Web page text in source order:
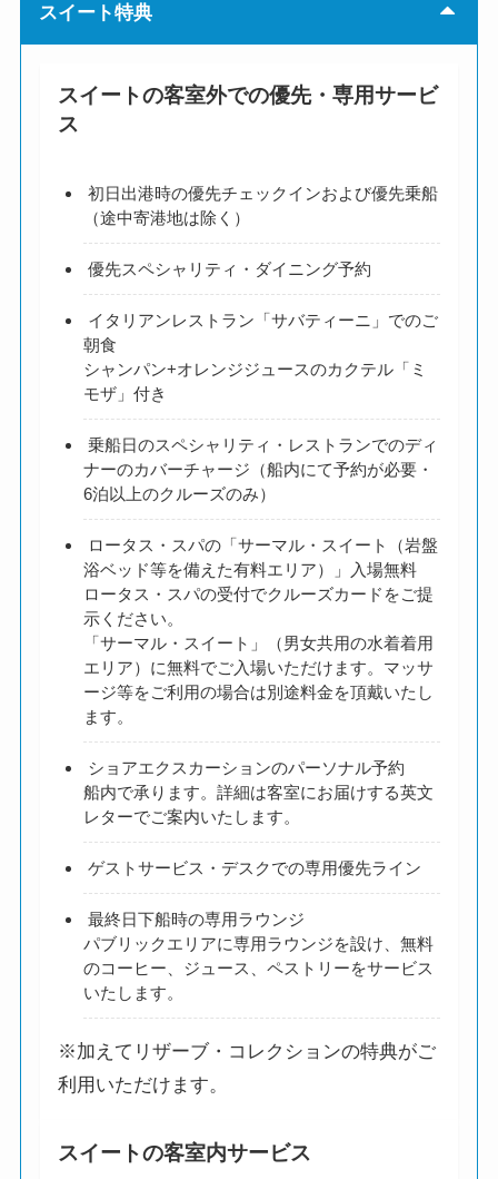
スイート特典
スイートの客室外での優先・専用サービ
ス
初日出港時の優先チェックインおよび優先乗船
（途中寄港地は除く）
優先スペシャリティ・ダイニング予約
イタリアンレストラン「サバティーニ」でのご
朝食
シャンパン+オレンジジュースのカクテル「ミ
モザ」付き
乗船日のスペシャリティ・レストランでのディ
ナーのカバーチャージ（船内にて予約が必要・
6泊以上のクルーズのみ）
ロータス・スパの「サーマル・スイート（岩盤
浴ベッド等を備えた有料エリア）」入場無料
ロータス・スパの受付でクルーズカードをご提
示ください。
「サーマル・スイート」（男女共用の水着着用
エリア）に無料でご入場いただけます。マッサ
ージ等をご利用の場合は別途料金を頂戴いたし
ます。
ショアエクスカーションのパーソナル予約
船内で承ります。詳細は客室にお届けする英文
レターでご案内いたします。
ゲストサービス・デスクでの専用優先ライン
最終日下船時の専用ラウンジ
パブリックエリアに専用ラウンジを設け、無料
のコーヒー、ジュース、ペストリーをサービス
いたします。
※加えてリザーブ・コレクションの特典がご
利用いただけます。
スイートの客室内サービス